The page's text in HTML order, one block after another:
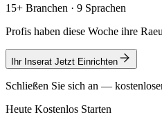
15+ Branchen · 9 Sprachen
Profis haben diese Woche ihre
Ihr Inserat Jetzt Einrichten
Schließen Sie sich an —
Heute Kostenlos Starten